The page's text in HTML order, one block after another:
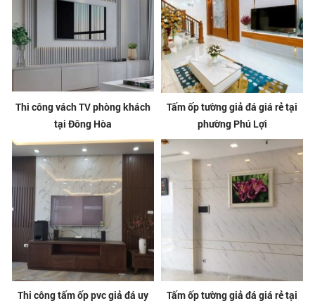
Thi công vách TV phòng khách
tại Đông Hòa
Tấm ốp tường giả đá giá rẻ tại
phường Phú Lợi
Thi công tấm ốp pvc giả đá uy
Tấm ốp tường giả đá giá rẻ tại